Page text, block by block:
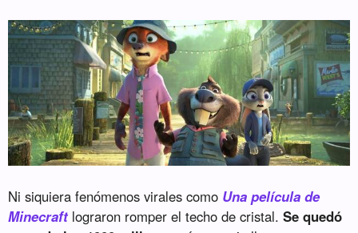
Ni siquiera fenómenos virales como Una película de
Minecraftlograron romper el techo de cristal.Se quedó